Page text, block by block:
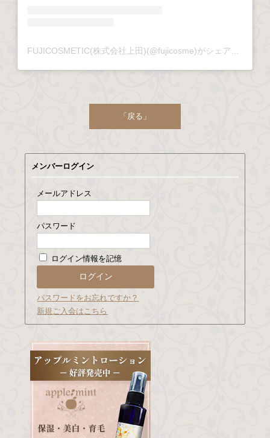
「戻る」
メンバーログイン
メールアドレス
パスワード
ログイン情報を記憶
パスワードをお忘れですか？
新規ご入会はこちら